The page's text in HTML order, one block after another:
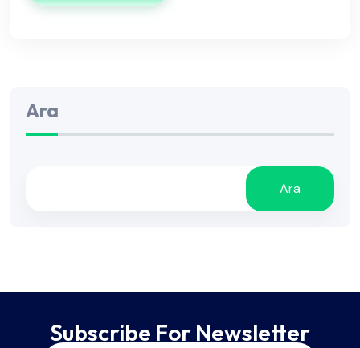
Ara
Ara
Subscribe For Newsletter